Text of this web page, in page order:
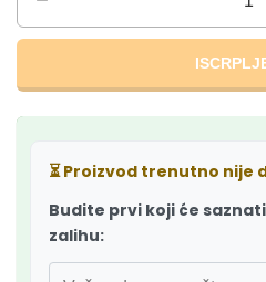
⏳Proizvod trenutno nije
Budite prvi koji će
zalihu: